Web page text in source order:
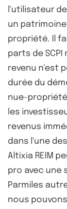
l'utilisateur
un
propriété. Il
parts de
revenu n'est
durée du
nue-
les
revenus
dans l'une
Altixia REIM
pro avec une
Parmiles
nous